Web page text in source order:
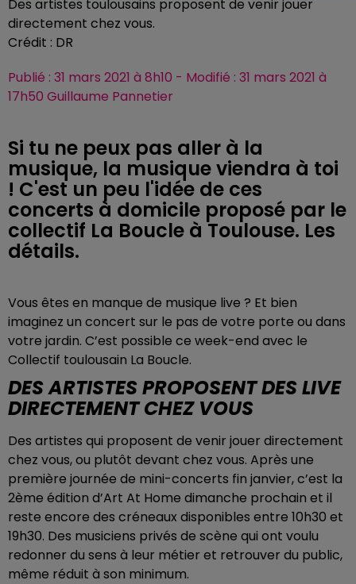
Des artistes toulousains proposent de venir jouer
directement chez vous.
Crédit : DR
Publié : 31 mars 2021 à 8h10 - Modifié : 31 mars 2021 à
17h50 Guillaume Pannetier
Si tu ne peux pas aller à la
musique, la musique viendra à toi
! C'est un peu l'idée de ces
concerts à domicile proposé par le
collectif La Boucle à Toulouse. Les
détails.
Vous êtes en manque de musique live ? Et bien
imaginez un concert sur le pas de votre porte ou dans
votre jardin. C’est possible ce week-end avec le
Collectif toulousain La Boucle.
DES ARTISTES PROPOSENT DES LIVE
DIRECTEMENT CHEZ VOUS
Des artistes qui proposent de venir jouer directement
chez vous, ou plutôt devant chez vous. Après une
première journée de mini-concerts fin janvier, c’est la
2ème édition d’Art At Home dimanche prochain et il
reste encore des créneaux disponibles entre 10h30 et
19h30. Des musiciens privés de scène qui ont voulu
redonner du sens à leur métier et retrouver du public,
même réduit à son minimum.